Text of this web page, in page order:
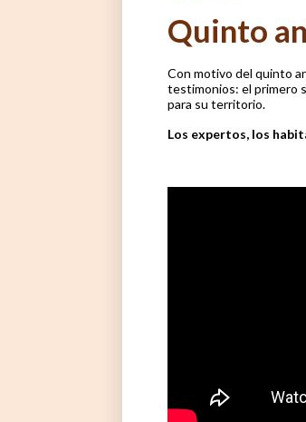
Quinto
Con motivo del quinto
testimonios: el primero
para su territorio.
Los expertos, los